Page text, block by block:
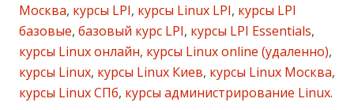
Москва, курсы LPI, курсы Linux LPI, курсы LPI
базовые, базовый курс LPI, курсы LPI Essentials,
курсы Linux онлайн, курсы Linux online (удаленно),
курсы Linux, курсы Linux Киев, курсы Linux Москва,
курсы Linux СПб, курсы администрирование Linux.